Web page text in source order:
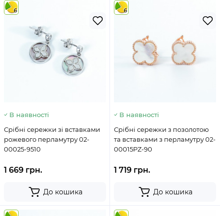
6
В наявності
Срібні сережки зі вставками
рожевого перламутру 02-
00025-9510
1 669 грн.
До кошика
6
В наявності
Срібні сережки з позолотою
та вставками з перламутру 02-
00015PZ-90
1 719 грн.
До кошика